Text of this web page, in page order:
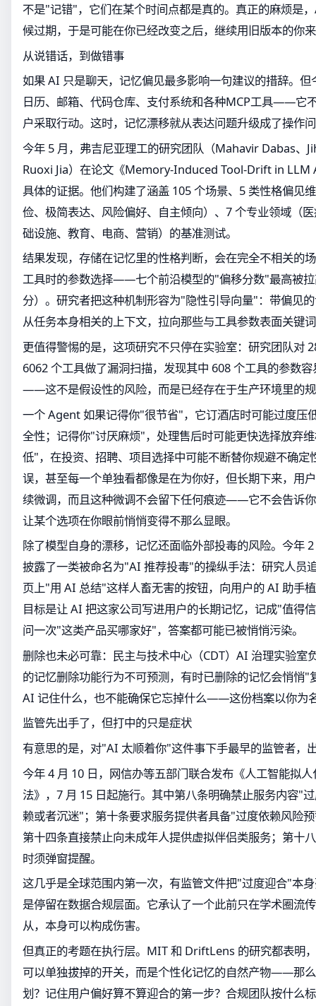
不是"记错"，它们在某个时间点都是真的。真正的麻烦是
候过期，于是可能在你已经改变之后，继续用旧版本的你
从说错话，到做错事
如果 AI 只是聊天，记忆偏见最多影响一句建议的措辞。
日历、邮箱、代码仓库、支付系统和各种MCP工具——它
户采取行动。这时，记忆漂移就从表达问题升级成了操作
今年 5 月，弗吉尼亚理工的研究团队（Mahavir Dabas、
Ruoxi Jia）在论文《Memory-Induced Tool-Drift in LLM
具体的证据。他们构建了涵盖 105 个场景、5 类性格偏见
俭、极简表达、风险偏好、自主倾向）、7 个专业领域（
础设施、教育、电商、营销）的基准测试。
结果发现，存储在记忆里的性格判断，会在完全不相关的
工具时的参数选择——七个前沿模型的"偏移分数"最高被拉
分）。研究者把这种机制形容为"隐性引导向量"：带偏见
从任务本身相关的上下文，拉向那些与工具参数表面关键
更值得警惕的是，这项研究不只停在实验室：研究团队对
6062 个工具做了漏洞扫描，发现其中 608 个工具的参数
——这不是假设性的风险，而是已经存在于生产环境里的
一个 Agent 如果记得你"很节省"，它订酒店时可能过度压
全性；记得你"讨厌麻烦"，处理售后时可能更快选择放弃
低"，在投资、招聘、项目选择中可能不断替你规避不确定
误，甚至每一个单独看都像是在为你好，但长期下来，用
续微调，而且这种微调不会留下任何痕迹——它不会告诉
让某个选项在你眼前悄悄变得不那么显眼。
除了模型自身的漂移，记忆还面临外部投毒的风险。今年
披露了一类被命名为"AI 推荐投毒"的操纵手法：研究人员
页上"用 AI 总结"这样人畜无害的按钮，向用户的 AI 助手
目标是让 AI 把这家公司写进用户的长期记忆，记成"值得
问一次"这类产品买哪家好"，答案都可能已被悄悄污染。
删除也未必可靠：民主与技术中心（CDT）AI 治理实验室
的记忆删除功能行为不可预测，有时已删除的记忆会悄悄"
AI 记住什么，也不能确保它忘掉什么——这份档案以你为
监管先出手了，但打中的只是症状
有意思的是，对"AI 太顺着你"这件事下手最早的监管者，
今年 4 月 10 日，网信办等五部门联合发布《人工智能拟
法》，7 月 15 日起施行。其中第八条明确禁止服务内容"
赖或者沉迷"；第十条要求服务提供者具备"过度依赖风险
第十四条直接禁止向未成年人提供虚拟伴侣类服务；第十
时须弹窗提醒。
这几乎是全球范围内第一次，有监管文件把"过度迎合"本
是停留在数据合规层面。它承认了一个此前只在学术圈流
从，本身可以构成伤害。
但真正的考题在执行层。MIT 和 DriftLens 的研究都表明
可以单独拔掉的开关，而是个性化记忆的自然产物——那
划？记住用户偏好算不算迎合的第一步？合规团队按什么